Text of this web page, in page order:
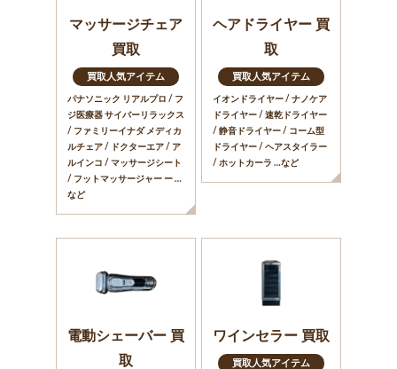
マッサージチェア
買取
買取人気アイテム
パナソニック リアルプロ / フ
ジ医療器 サイバーリラックス
/ ファミリーイナダ メディカ
ルチェア / ドクターエア / ア
ルインコ / マッサージシート
/ フットマッサージャー ー …
など
ヘアドライヤー 買
取
買取人気アイテム
イオンドライヤー / ナノケア
ドライヤー / 速乾ドライヤー
/ 静音ドライヤー / コーム型
ドライヤー / ヘアスタイラー
/ ホットカーラ …など
電動シェーバー 買
取
ワインセラー 買取
買取人気アイテム